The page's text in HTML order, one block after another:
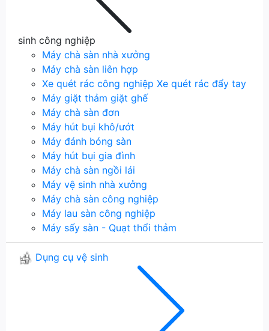
sinh công nghiệp
Máy chà sàn nhà xưởng
Máy chà sàn liên hợp
Xe quét rác công nghiệp Xe quét rác đẩy tay
Máy giặt thảm giặt ghế
Máy chà sàn đơn
Máy hút bụi khô/ướt
Máy đánh bóng sàn
Máy hút bụi gia đình
Máy chà sàn ngồi lái
Máy vệ sinh nhà xưởng
Máy chà sàn công nghiệp
Máy lau sàn công nghiệp
Máy sấy sàn - Quạt thổi thảm
Dụng cụ vệ sinh